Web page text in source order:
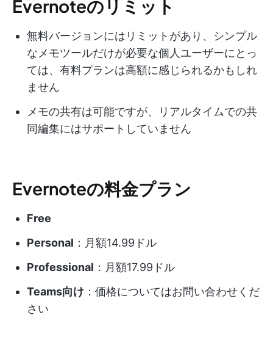
Evernoteのリミット
無料バージョンにはリミットがあり、シンプル
なメモツールだけが必要な個人ユーザーにとっ
ては、有料プランは高額に感じられるかもしれ
ません
メモの共有は可能ですが、リアルタイムでの共
同編集にはサポートしていません
Evernoteの料金プラン
Free
Personal ：月額14.99ドル
Professional ：月額17.99ドル
Teams向け ：価格についてはお問い合わせくだ
さい